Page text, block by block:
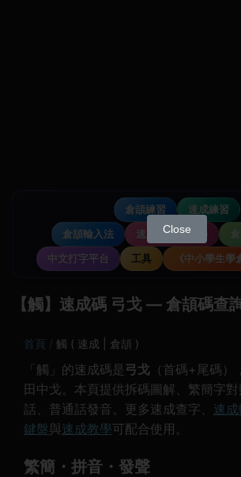
倉頡練習
速成練習
倉頡輸入法
速成輸入法教學
中文打字平台
工具 《中小學生
【觸】速成碼 弓戈 — 倉頡碼查
首頁 觸 ( 速成 | 倉頡 )
「觸」的速成碼是 弓戈 （首碼+尾碼）
田中戈。本頁提供拆碼圖解、繁簡字
話、普通話發音。更多速成查字、 速
鍵盤與速成教學可配合使用。
繁簡・拼音・發聲
Close